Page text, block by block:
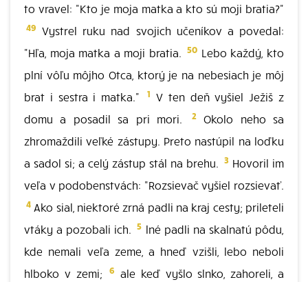
to vravel: "Kto je moja matka a kto sú moji bratia?"
49 Vystrel ruku nad svojich učeníkov a povedal:
"Hľa, moja matka a moji bratia. 50 Lebo každý, kto
plní vôľu môjho Otca, ktorý je na nebesiach je môj
brat i sestra i matka."
1 V ten deň vyšiel Ježiš z
domu a posadil sa pri mori.
2Okolo neho sa
zhromaždili veľké zástupy. Preto nastúpil na loďku
a sadol si; a celý zástup stál na brehu. 3 Hovoril im
veľa v podobenstvách: "Rozsievač vyšiel rozsievať.
4 Ako sial, niektoré zrná padli na kraj cesty; prileteli
vtáky a pozobali ich. 5 lné padli na skalnatú pôdu,
kde nemali veľa zeme, a hneď vzišli, lebo neboli
hlboko v zemi;
6 ale keď vyšlo slnko, zahoreli, a